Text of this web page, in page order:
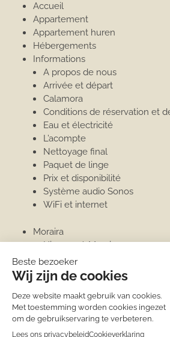
Accueil
Appartement
Appartement huren
Hébergements
Informations
A propos de nous
Arrivée et départ
Calamora
Conditions de réservation et
Eau et électricité
L’acompte
Nettoyage final
Paquet de linge
Prix et disponibilité
Système audio Sonos
WiFi et internet
Moraira
Hiverner à Moraira
Port de plaisance
Penthouse
Moraira